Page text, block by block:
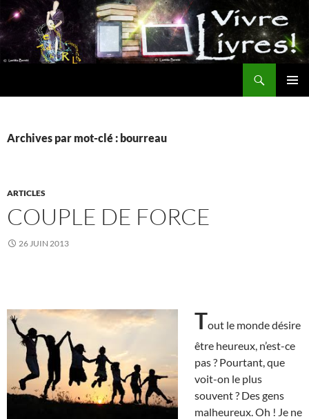
Aller
au
contenu
Archives par mot-clé : bourreau
ARTICLES
COUPLE DE FORCE
26 JUIN 2013
Tout le monde désire
être heureux, n’est-ce
pas ? Pourtant, que
voit-on le plus
souvent ? Des gens
malheureux. Oh ! Je ne